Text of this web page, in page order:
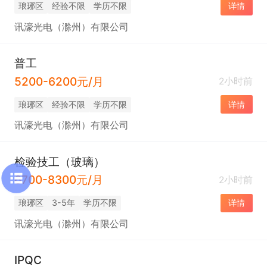
琅琊区 经验不限 学历不限 详情
讯濠光电（滁州）有限公司
普工
5200-6200元/月
2小时前
琅琊区 经验不限 学历不限 详情
讯濠光电（滁州）有限公司
检验技工（玻璃）
6700-8300元/月
2小时前
琅琊区 3-5年 学历不限 详情
讯濠光电（滁州）有限公司
IPQC